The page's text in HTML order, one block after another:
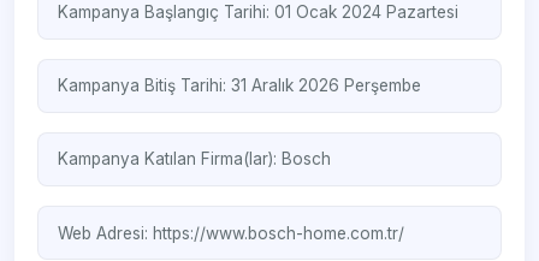
Kampanya Başlangıç Tarihi: 01 Ocak 2024 Pazartesi
Kampanya Bitiş Tarihi: 31 Aralık 2026 Perşembe
Kampanya Katılan Firma(lar): Bosch
Web Adresi:https://www.bosch-home.com.tr/